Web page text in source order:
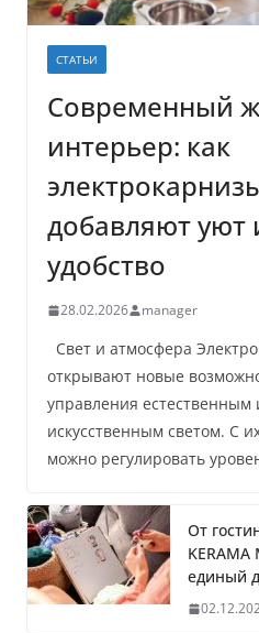
СТАТЬИ
Современный
интерьер: как
добавляют уют
удобство
28.02.2026 manager
Свет и атмосфера
открывают новые
управления естественным
искусственным светом. С
можно регулировать
От
KERAMA
единый